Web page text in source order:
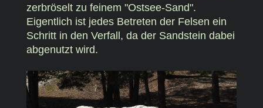
zerbröselt zu feinem "Ostsee-Sand".
Eigentlich ist jedes Betreten der Felsen ein
Schritt in den Verfall, da der Sandstein dabei
abgenutzt wird.